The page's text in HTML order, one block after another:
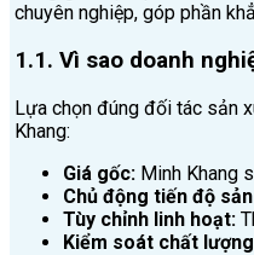
chuyên nghiệp, góp phần
1.1. Vì sao doanh
Lựa chọn đúng đối tác sản
Khang:
Giá gốc: Minh Khang
Chủ động tiến độ
Tùy chỉnh linh hoạt:
Kiểm soát chất